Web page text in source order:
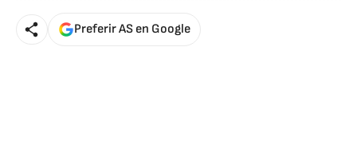
Preferir AS en Google